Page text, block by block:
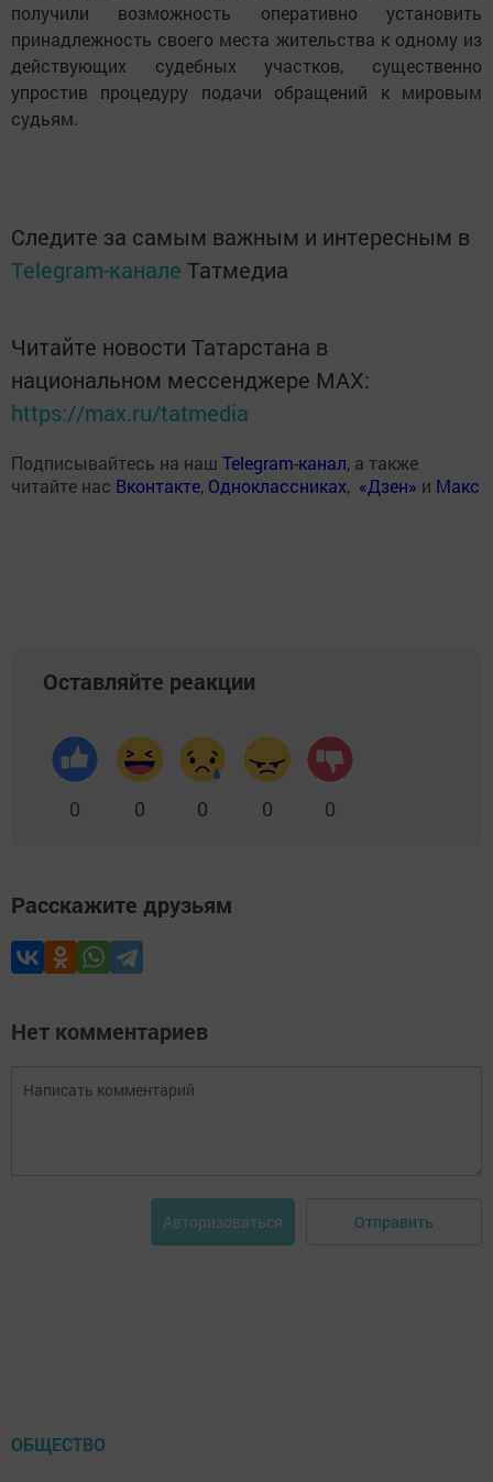
получили возможность оперативно установить
принадлежность своего места жительства к одному из
действующих судебных участков, существенно
упростив процедуру подачи обращений к мировым
судьям.
Следите за самым важным и интересным в
Telegram-канале Татмедиа
Читайте новости Татарстана в
национальном мессенджере MАХ:
https://max.ru/tatmedia
Подписывайтесь на наш Telegram-канал, а также
читайте нас Вконтакте, Одноклассниках, «Дзен» и Макс
Оставляйте реакции
0 0 0 0 0
Расскажите друзьям
Нет комментариев
Авторизоваться Отправить
ОБЩЕСТВО